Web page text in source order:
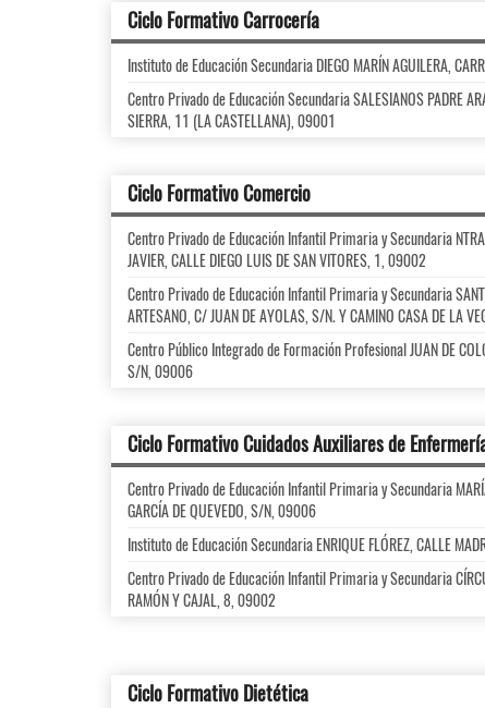
Ciclo Formativo Carrocería
Instituto de Educación Secundaria DIEGO MARÍN AGUILERA,
Centro Privado de Educación Secundaria SALESIANOS PADRE
SIERRA, 11 (LA CASTELLANA), 09001
Ciclo Formativo Comercio
Centro Privado de Educación Infantil Primaria y Secundaria NTRA.
JAVIER, CALLE DIEGO LUIS DE SAN VITORES, 1, 09002
Centro Privado de Educación Infantil Primaria y Secundaria
ARTESANO, C/ JUAN DE AYOLAS, S/N. Y CAMINO CASA DE LA
Centro Público Integrado de Formación Profesional JUAN DE
S/N, 09006
Ciclo Formativo Cuidados Auxiliares de
Centro Privado de Educación Infantil Primaria y Secundaria
GARCÍA DE QUEVEDO, S/N, 09006
Instituto de Educación Secundaria ENRIQUE FLÓREZ, CALLE
Centro Privado de Educación Infantil Primaria y Secundaria
RAMÓN Y CAJAL, 8, 09002
Ciclo Formativo Dietética